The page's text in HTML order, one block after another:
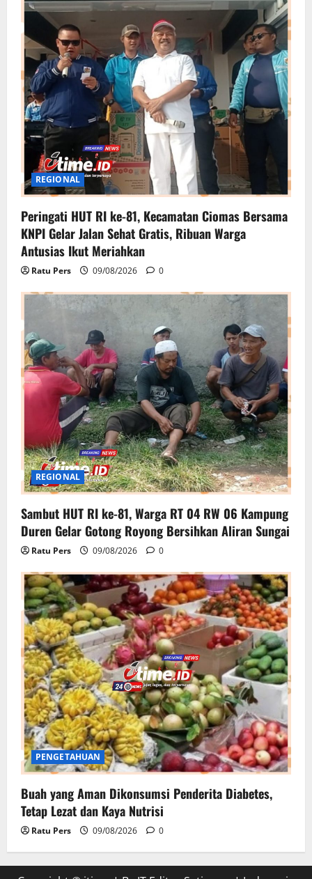
REGIONAL
Peringati HUT RI ke-81, Kecamatan Ciomas Bersama
KNPI Gelar Jalan Sehat Gratis, Ribuan Warga
Antusias Ikut Meriahkan
Ratu Pers 09/08/2026 0
REGIONAL
Sambut HUT RI ke-81, Warga RT 04 RW 06 Kampung
Duren Gelar Gotong Royong Bersihkan Aliran Sungai
Ratu Pers 09/08/2026 0
PENGETAHUAN
Buah yang Aman Dikonsumsi Penderita Diabetes,
Tetap Lezat dan Kaya Nutrisi
Ratu Pers 09/08/2026 0